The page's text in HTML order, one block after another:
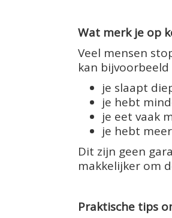
Wat merk je op
Veel mensen
kan bijvoorbeeld
je slaapt
je hebt
je eet vaak
je hebt
Dit zijn geen
makkelijker om
Praktische tips